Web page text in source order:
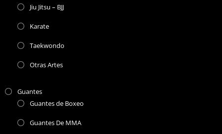
Jiu Jitsu – BJJ
Karate
Taekwondo
Otras Artes
Guantes
Guantes de Boxeo
Guantes De MMA